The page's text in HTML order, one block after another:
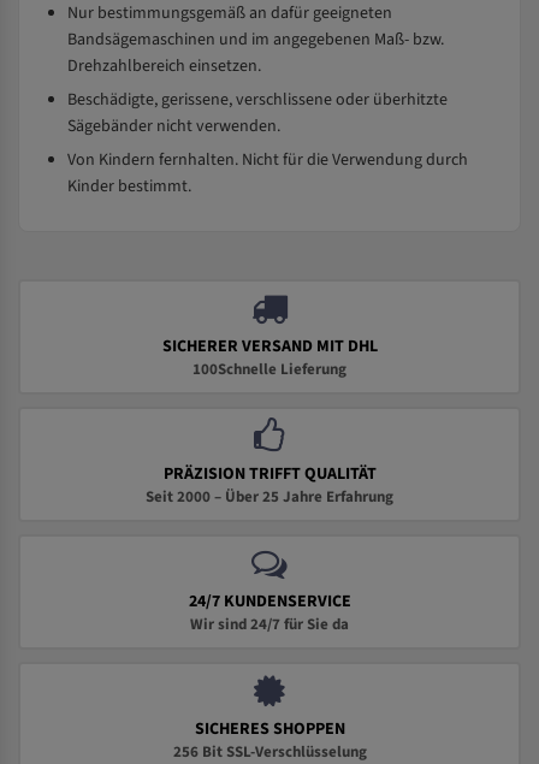
Nur bestimmungsgemäß an dafür geeigneten
Bandsägemaschinen und im angegebenen Maß- bzw.
Drehzahlbereich einsetzen.
Beschädigte, gerissene, verschlissene oder überhitzte
Sägebänder nicht verwenden.
Von Kindern fernhalten. Nicht für die Verwendung durch
Kinder bestimmt.
SICHERER VERSAND MIT DHL
100Schnelle Lieferung
PRÄZISION TRIFFT QUALITÄT
Seit 2000 – Über 25 Jahre Erfahrung
24/7 KUNDENSERVICE
Wir sind 24/7 für Sie da
SICHERES SHOPPEN
256 Bit SSL-Verschlüsselung